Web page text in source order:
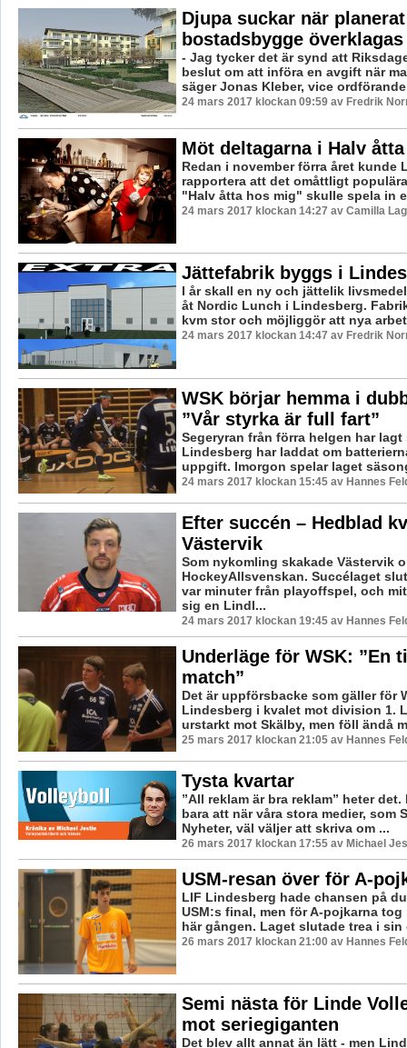
Djupa suckar när planerat
bostadsbygge överklagas
- Jag tycker det är synd att
beslut om att införa en avgift när
säger Jonas Kleber, vice
24 mars 2017 klockan 09:59 av Fredrik
Möt deltagarna i Halv
Redan i november förra året kunde
rapportera att det omåttligt
"Halv åtta hos mig" skulle spela in
24 mars 2017 klockan 14:27 av Camilla
Jättefabrik byggs i
I år skall en ny och jättelik
åt Nordic Lunch i Lindesberg.
kvm stor och möjliggör att nya
24 mars 2017 klockan 14:47 av Fredrik
WSK börjar hemma i
”Vår styrka är full fart”
Segeryran från förra helgen har lagt
Lindesberg har laddat om
uppgift. Imorgon spelar laget
24 mars 2017 klockan 15:45 av Hannes
Efter succén – Hedblad
Västervik
Som nykomling skakade Västervik
HockeyAllsvenskan. Succélaget
var minuter från playoffspel, och
sig en Lindl...
24 mars 2017 klockan 19:45 av Hannes
Underläge för WSK: ”En
match”
Det är uppförsbacke som gäller för
Lindesberg i kvalet mot division 1.
urstarkt mot Skälby, men föll ändå
25 mars 2017 klockan 21:05 av Hannes
Tysta kvartar
”All reklam är bra reklam” heter
bara att när våra stora medier, som
Nyheter, väl väljer att skriva om ...
26 mars 2017 klockan 17:55 av Michael
USM-resan över för A-
LIF Lindesberg hade chansen på
USM:s final, men för A-pojkarna
här gången. Laget slutade trea i sin
26 mars 2017 klockan 21:00 av Hannes
Semi nästa för Linde
mot seriegiganten
Det blev allt annat än lätt - men